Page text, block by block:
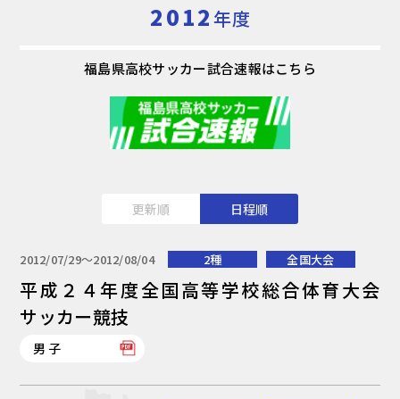
2012年度
福島県高校サッカー試合速報はこちら
更新順 日程順
2012/07/29〜2012/08/04 2種 全国大会
平成２４年度全国高等学校総合体育大会
サッカー競技
男子